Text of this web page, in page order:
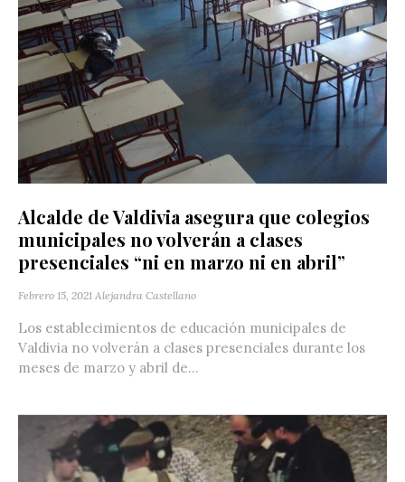
Alcalde de Valdivia asegura que colegios
municipales no volverán a clases
presenciales “ni en marzo ni en abril”
Febrero 15, 2021 Alejandra Castellano
Los establecimientos de educación municipales de
Valdivia no volverán a clases presenciales durante los
meses de marzo y abril de...